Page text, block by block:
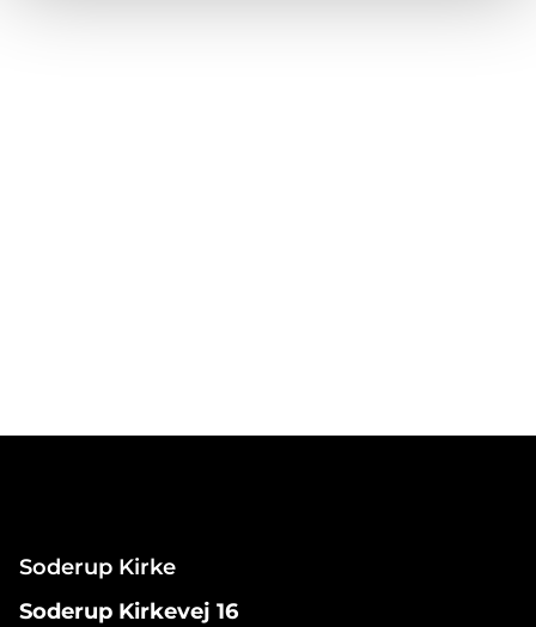
Soderup Kirke
Soderup Kirkevej 16